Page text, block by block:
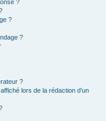
?
?
?
?
lors de la rédaction d’un